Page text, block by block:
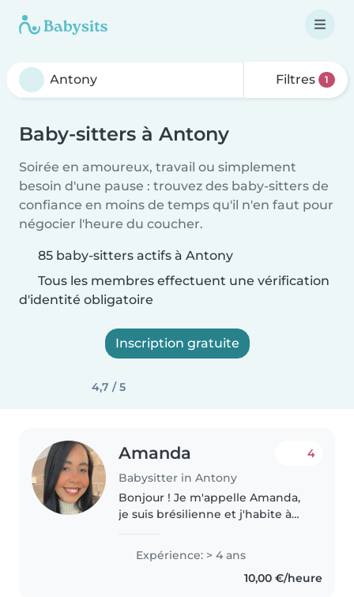
Filtres 1
Baby-sitters à Antony
Soirée en amoureux, travail ou simplement
besoin d'une pause : trouvez des baby-sitters de
confiance en moins de temps qu'il n'en faut pour
négocier l'heure du coucher.
85 baby-sitters actifs à Antony
Tous les membres effectuent une vérification
d'identité obligatoire
Inscription gratuite
4,7 / 5
Amanda
Babysitter in Antony
4
Bonjour ! Je m'appelle Amanda,
je suis brésilienne et j'habite à
étudiante. J'ai déjà travaillé
comme fille au pair, en
m'occupant d'enfants âgés de 0
Expérience: > 4 ans
10,00 €/heure